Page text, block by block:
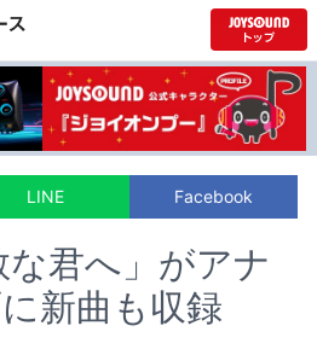
LINE Facebook
な君へ」がアナ
新曲も収録